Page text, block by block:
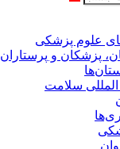
علوم پزشکی
پزشکان و پرستاران
المللی سلامت